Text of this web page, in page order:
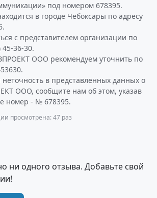
под номером 678395.
в городе Чебоксары по адресу
с представителем организации по
45-36-30.
ООО рекомендуем уточнить по
в представленных данных о
ООО, сообщите нам об этом, указав
номер - № 678395.
просмотрена: 47 раз
ни одного отзыва. Добавьте свой